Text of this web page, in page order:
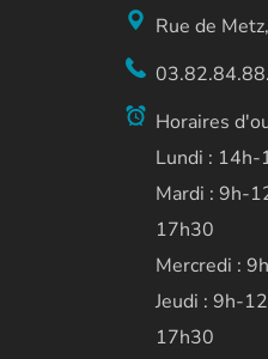
Rue de
Horaires
Lundi :
Mardi : 9h-
17h30
Mercredi :
Jeudi : 9h-
17h30